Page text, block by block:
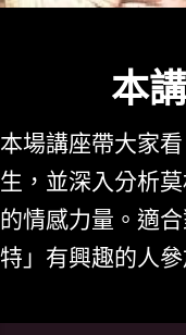
本
本場講座帶大家
生，並深入分析
的情感力量。適
特」有興趣的人參